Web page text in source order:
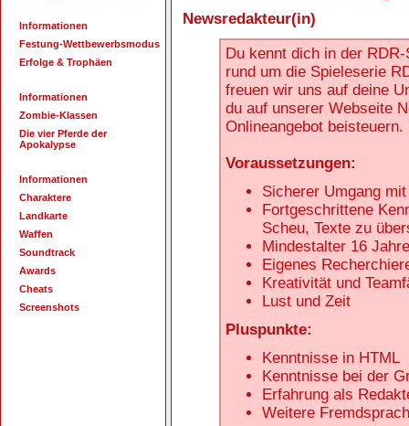
Informationen
Festung-Wettbewerbsmodus
Erfolge & Trophäen
Informationen
Zombie-Klassen
Die vier Pferde der
Apokalypse
Informationen
Charaktere
Landkarte
Waffen
Soundtrack
Awards
Cheats
Screenshots
Newsredakteur(in)
Du kennt dich in der
rund um die Spieleserie
freuen wir uns auf deine
du auf unserer Webseite
Onlineangebot beisteuern.
Voraussetzungen:
Sicherer Umgang
Fortgeschrittene
Scheu, Texte zu
Mindestalter 16 Jahre
Eigenes
Kreativität und
Lust und Zeit
Pluspunkte:
Kenntnisse in HTML
Kenntnisse bei der
Erfahrung als
Weitere